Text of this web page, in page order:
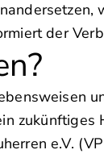
der
zukünftiges
e.V.